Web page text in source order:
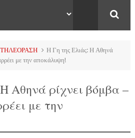
ΤΗΛΕΟΡΑΣΗ
Η Γη της Ελιάς: Η Αθηνά
με την αποκάλυψη!
Αθηνά ρίχνει βόμβα –
με την